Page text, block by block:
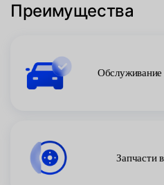
Преимущества
Обслуживание
Запчасти